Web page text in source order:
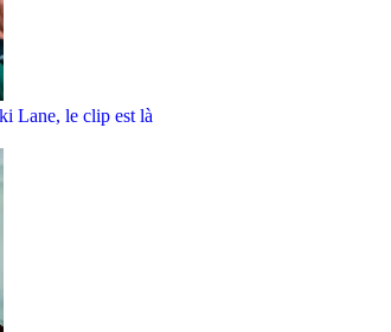
Lane, le clip est là